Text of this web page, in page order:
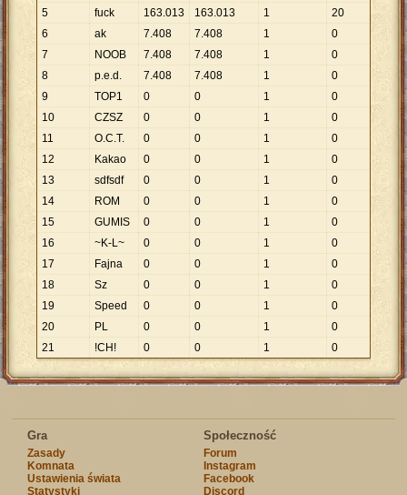
5
fuck 163.013 163.013 1
20
6
ak 7.408 7.408 1
0
7
NOOB 7.408 7.408 1
0
8
p.e.d. 7.408 7.408 1
0
9
TOP1 0 0 1
0
10
CZSZ 0 0 1
0
11
O.C.T. 0 0 1
0
12
Kakao 0 0 1
0
13
sdfsdf 0 0 1
0
14
ROM 0 0 1
0
15
GUMIS 0 0 1
0
16
~K-L~ 0 0 1
0
17
Fajna 0 0 1
0
18
Sz 0 0 1
0
19
Speed 0 0 1
0
20
PL 0 0 1
0
21
!CH! 0 0 1 0
Gra
Zasady
Komnata
Ustawienia świata
Statystyki
Społeczność
Forum
Instagram
Facebook
Discord